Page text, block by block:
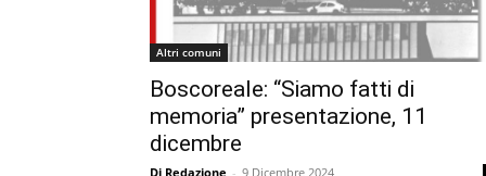
Altri comuni
Boscoreale: “Siamo fatti di
memoria” presentazione, 11
dicembre
Di Redazione - 9 Dicembre 2024